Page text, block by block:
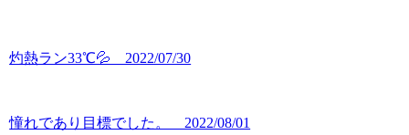
灼熱ラン33℃💦 2022/07/30
憧れであり目標でした。 2022/08/01